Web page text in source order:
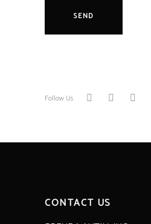
Follow Us
CONTACT US